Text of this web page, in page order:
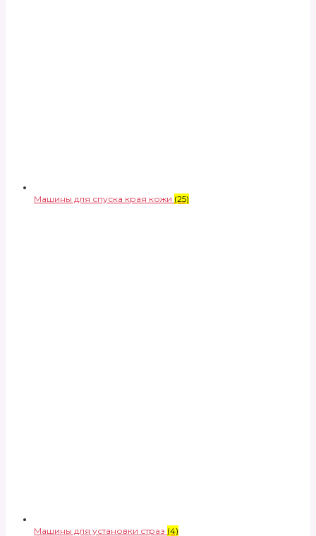
Машины для спуска края кожи (25)
Машины для установки страз (4)